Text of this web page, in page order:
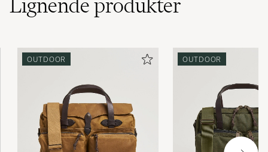
Lignendeprodukter
OUTDOOR OUTDOOR